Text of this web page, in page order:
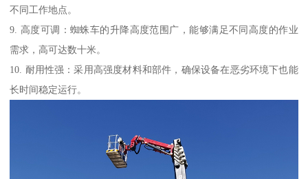
不同工作地点。
9. 高度可调：蜘蛛车的升降高度范围广，能够满足不同高度的作业
需求，高可达数十米。
10. 耐用性强：采用高强度材料和部件，确保设备在恶劣环境下也能
长时间稳定运行。